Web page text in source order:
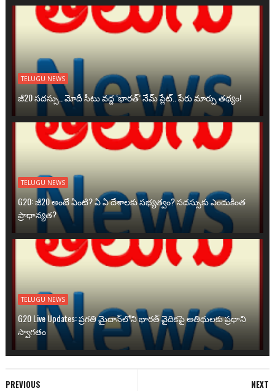
TELUGU NEWS
జీ20 సదస్సు.. మోదీ సీటు వద్ద ‘భారత్’ నేమ్ ప్లేట్‌.. పేరు మార్పు తథ్యం!
TELUGU NEWS
G20: జీ20 అంటే ఏంటి? ఏ ఏ దేశాలకు సభ్యత్వం? సదస్సుకు ఎందుకింత
ప్రాధాన్యత?
TELUGU NEWS
G20 Live Updates: ప్రగతి మైదాన్‌లోని భారత్ వైదికపై అతిథులకు ప్రధాని
స్వాగతం
NEXT
PREVIOUS